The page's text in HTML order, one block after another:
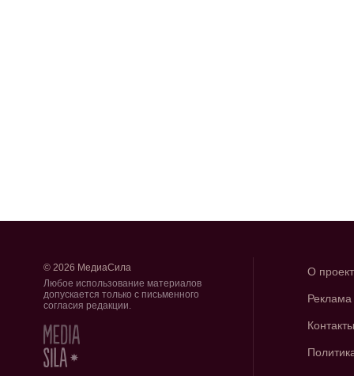
© 2026 МедиаСила
Любое использование материалов
допускается только с письменного
согласия редакции.
О
Реклама
Контакты